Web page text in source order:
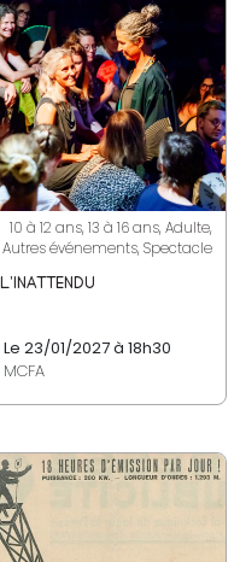
10 à 12 ans, 13 à 16 ans, Adulte,
Autres événements, Spectacle
L'INATTENDU
Le 23/01/2027 à 18h30
MCFA